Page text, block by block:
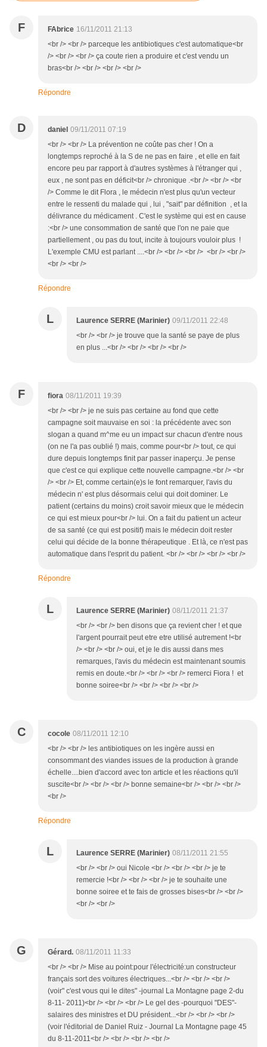
F FAbrice 16/11/2011 21:13
<br /> <br /> parceque les antibiotiques c'est automatique<br
/> <br /> <br /> ça coute rien a produire et c'est vendu un
bras<br /> <br /> <br /> <br />
Répondre
D daniel 09/11/2011 07:19
<br /> <br /> La prévention ne coûte pas cher ! On a
longtemps reproché à la S de ne pas en faire , et elle en fait
encore peu par rapport à d'autres systèmes à l'étranger qui ,
eux , ne sont pas en déficit<br /> chronique .<br /> <br /> <br
/> Comme le dit Flora , le médecin n'est plus qu'un vecteur
entre le ressenti du malade qui , lui , "sait" par définition , et la
délivrance du médicament . C'est le système qui est en cause
:<br /> une consommation de santé que l'on ne paie que
partiellement , ou pas du tout, incite à toujours vouloir plus !
L'exemple CMU est parlant ....<br /> <br /> <br /> <br /> <br />
<br /> <br />
Répondre
L Laurence SERRE (Marinier) 09/11/2011 22:48
<br /> <br /> je trouve que la santé se paye de plus
en plus ...<br /> <br /> <br /> <br />
F fiora 08/11/2011 19:39
<br /> <br /> je ne suis pas certaine au fond que cette
campagne soit mauvaise en soi : la précédente avec son
slogan a quand m^me eu un impact sur chacun d'entre nous
(on ne l'a pas oublié !) mais, comme pour<br /> tout, ce qui
dure depuis longtemps finit par passer inaperçu. Je pense
que c'est ce qui explique cette nouvelle campagne.<br /> <br
/> <br /> Et, comme certain(e)s le font remarquer, l'avis du
médecin n' est plus désormais celui qui doit dominer. Le
patient (certains du moins) croit savoir mieux que le médecin
ce qui est mieux pour<br /> lui. On a fait du patient un acteur
de sa santé (ce qui est positif) mais le médecin doit rester
celui qui décide de la bonne thérapeutique . Et là, ce n'est pas
automatique dans l'esprit du patient. <br /> <br /> <br /> <br />
Répondre
L Laurence SERRE (Marinier) 08/11/2011 21:37
<br /> <br /> ben disons que ça revient cher ! et que
l'argent pourrait peut etre etre utilisé autrement !<br
/> <br /> <br /> oui, et je le dis aussi dans mes
remarques, l'avis du médecin est maintenant soumis
remis en doute.<br /> <br /> <br /> remerci Fiora ! et
bonne soiree<br /> <br /> <br /> <br />
C cocole 08/11/2011 12:10
<br /> <br /> les antibiotiques on les ingère aussi en
consommant des viandes issues de la production à grande
échelle....bien d'accord avec ton article et les réactions qu'il
suscite<br /> <br /> <br /> bonne semaine<br /> <br /> <br />
<br />
Répondre
L Laurence SERRE (Marinier) 08/11/2011 21:55
<br /> <br /> oui Nicole <br /> <br /> <br /> je te
remercie !<br /> <br /> <br /> je te souhaite une
bonne soiree et te fais de grosses bises<br /> <br />
<br /> <br />
G Gérard. 08/11/2011 11:33
<br /> <br /> Mise au point:pour l'électricité:un constructeur
français sort des voitures électriques...<br /> <br /> <br />
(voir" c'est vous qui le dites" -journal La Montagne page 2-du
8-11- 2011)<br /> <br /> <br /> Le gel des -pourquoi "DES"-
salaires des ministres et DU président...<br /> <br /> <br />
(voir l'éditorial de Daniel Ruiz - Journal La Montagne page 45
du 8-11-2011<br /> <br /> <br /> <br />